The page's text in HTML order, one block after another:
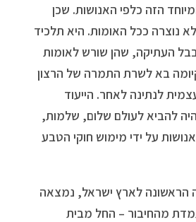
הזה כלפי האנושות. שכן
נוצרה ככל האומות. היא תלכיד
העתיקה, שהן שורש לאומות
בא לשרת התמרה של הרצון
לנתינה לאחר. הייעוד
להביא לעולם שלום, שלמות,
על ידי מימוש חוקי הטבע
הראשונה לארץ ישראל, נמצאה
מהחיבור – החל מבית